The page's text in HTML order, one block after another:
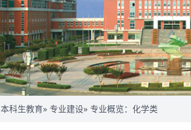
本科生教育» 专业建设» 专业概览：化学类